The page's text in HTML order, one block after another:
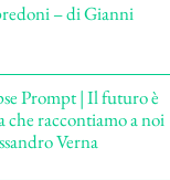
– di Gianni
Prompt | Il futuro è
che raccontiamo a noi
Verna